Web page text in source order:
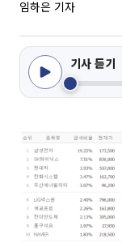
임하은 기자
기사 듣기